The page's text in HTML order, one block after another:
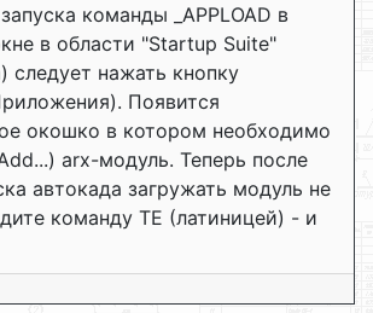
команды _APPLOAD в
в области "Startup Suite"
следует нажать кнопку
Появится
окошко в котором необходимо
arx-модуль. Теперь после
автокада загружать модуль не
команду TE (латиницей) - и